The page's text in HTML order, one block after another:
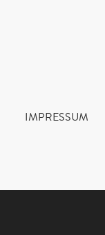
IMPRESSUM